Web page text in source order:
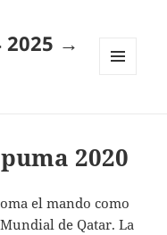
2025 →
2020
el mando como
de Qatar. La